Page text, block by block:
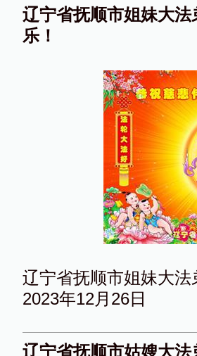
辽宁省抚顺市姐妹大
乐！
辽宁省抚顺市姐妹大法
2023年12月26日
辽宁省抚顺市姑嫂大